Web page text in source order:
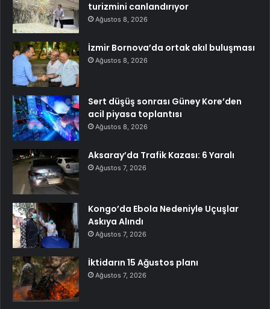
turizmini canlandırıyor
Ağustos 8, 2026
İzmir Bornova’da ortak akıl buluşması
Ağustos 8, 2026
Sert düşüş sonrası Güney Kore’den
acil piyasa toplantısı
Ağustos 8, 2026
Aksaray’da Trafik Kazası: 6 Yaralı
Ağustos 7, 2026
Kongo’da Ebola Nedeniyle Uçuşlar
Askıya Alındı
Ağustos 7, 2026
İktidarın 15 Ağustos planı
Ağustos 7, 2026